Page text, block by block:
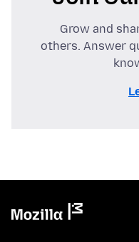
Grow and
others. Answer